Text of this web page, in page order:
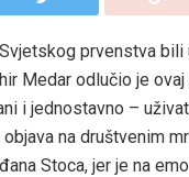
prvenstva bili
Medar odlučio je
i jednostavno –
na društvenim
Stoca, jer je na